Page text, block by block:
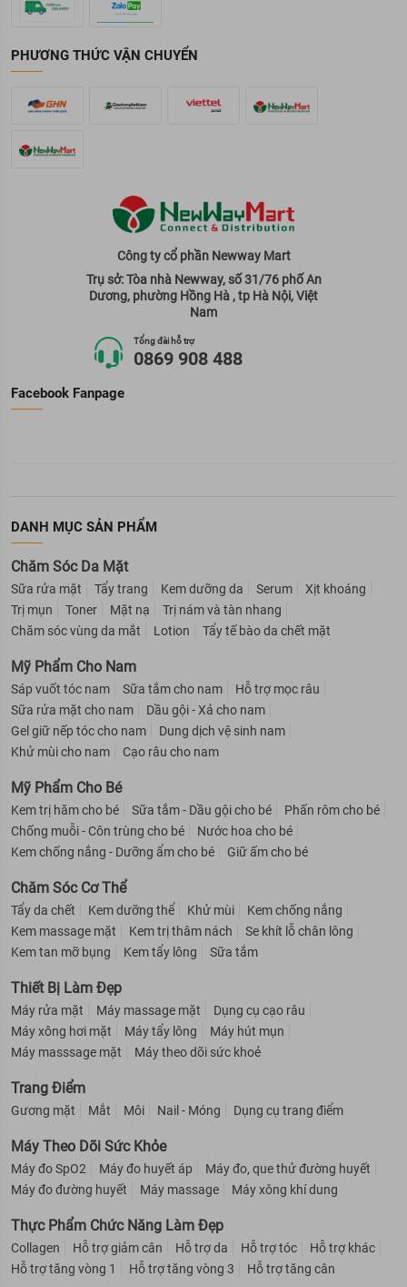
PHƯƠNG THỨC VẬN CHUYỂN
Công ty cổ phần Newway Mart
Trụ sở: Tòa nhà Newway, số 31/76 phố An
Dương, phường Hồng Hà , tp Hà Nội, Việt
Nam
Tổng đài hỗ trợ
0869 908 488
Facebook Fanpage
DANH MỤC SẢN PHẨM
Chăm Sóc Da Mặt
Sữa rửa mặt Tẩy trang Kem dưỡng da Serum
Xịt khoáng
Trị mụn
Toner Mặt nạ
Trị nám và tàn nhang
Chăm sóc vùng da mắt
Lotion Tẩy tế bào da chết mặt
Mỹ Phẩm Cho Nam
Sáp vuốt tóc nam Sữa tắm cho nam
Hỗ trợ mọc râu
Sữa rửa mặt cho nam
Dầu gội - Xả cho nam
Gel giữ nếp tóc cho nam
Dung dịch vệ sinh nam
Khử mùi cho nam
Cạo râu cho nam
Mỹ Phẩm Cho Bé
Kem trị hăm cho bé Sữa tắm - Dầu gội cho bé
Phấn rôm cho bé
Chống muỗi - Côn trùng cho bé
Nước hoa cho bé
Kem chống nắng - Dưỡng ẩm cho bé
Giữ ấm cho bé
Chăm Sóc Cơ Thể
Tẩy da chết Kem dưỡng thể Khử mùi
Kem chống nắng
Kem massage mặt
Kem trị thâm nách
Se khít lỗ chân lông
Kem tan mỡ bụng
Kem tẩy lông Sữa tắm
Thiết Bị Làm Đẹp
Máy rửa mặt Máy massage mặt
Dụng cụ cạo râu
Máy xông hơi mặt
Máy tẩy lông
Máy hút mụn
Máy masssage mặt
Máy theo dõi sức khoẻ
Trang Điểm
Gương mặt Mắt Môi Nail - Móng Dụng cụ trang điểm
Máy Theo Dõi Sức Khỏe
Máy đo SpO2 Máy đo huyết áp
Máy đo, que thử đường huyết
Máy đo đường huyết
Máy massage Máy xông khí dung
Thực Phẩm Chức Năng Làm Đẹp
Collagen Hỗ trợ giảm cân Hỗ trợ da Hỗ trợ tóc
Hỗ trợ khác
Hỗ trợ tăng vòng 1
Hỗ trợ tăng vòng 3 Hỗ trợ tăng cân